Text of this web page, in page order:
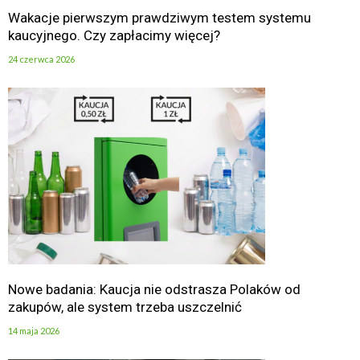
Wakacje pierwszym prawdziwym testem systemu
kaucyjnego. Czy zapłacimy więcej?
24 czerwca 2026
Nowe badania: Kaucja nie odstrasza Polaków od
zakupów, ale system trzeba uszczelnić
14 maja 2026